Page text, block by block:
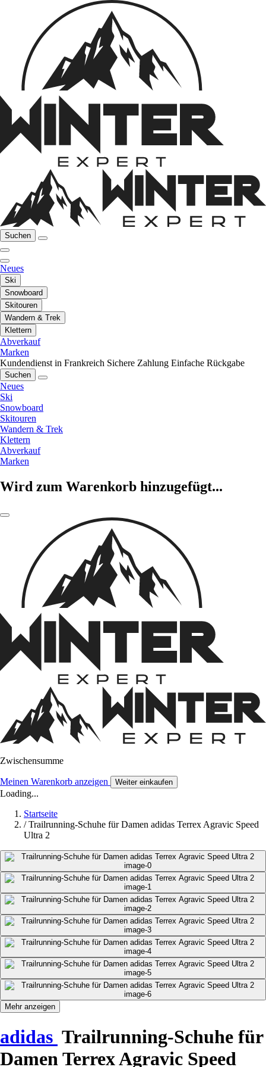
Suchen
Neues
Ski
Snowboard
Skitouren
Wandern & Trek
Klettern
Abverkauf
Marken
Kundendienst in Frankreich Sichere Zahlung Einfache Rückgabe
Suchen
Neues
Ski
Snowboard
Skitouren
Wandern & Trek
Klettern
Abverkauf
Marken
Wird zum Warenkorb hinzugefügt...
Zwischensumme
Meinen Warenkorb anzeigen Weiter einkaufen
Loading...
Startseite
/ Trailrunning-Schuhe für Damen adidas Terrex Agravic Speed
Ultra 2
Mehr anzeigen
adidas Trailrunning-Schuhe für
Damen Terrex Agravic Speed